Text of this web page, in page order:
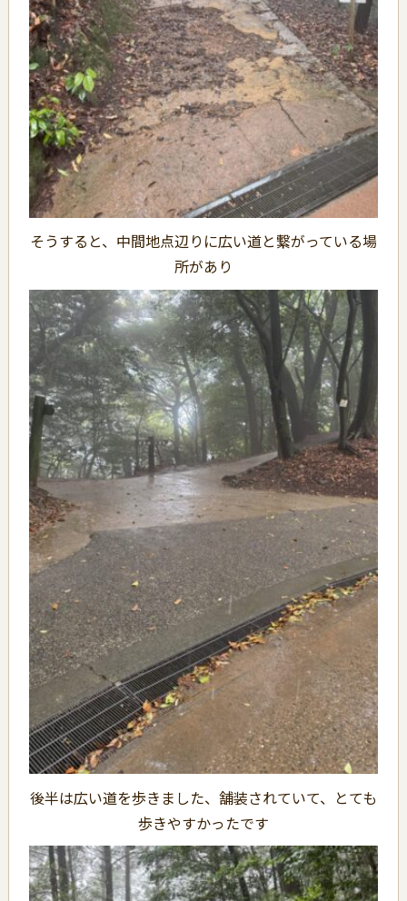
そうすると、中間地点辺りに広い道と繋がっている場
所があり
後半は広い道を歩きました、舗装されていて、とても
歩きやすかったです